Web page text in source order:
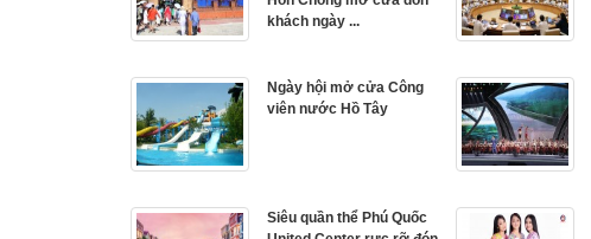
khách ngày ...
Ngày hội mở cửa Công
viên nước Hồ Tây
Siêu quần thể Phú Quốc